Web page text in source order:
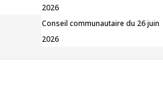
2026
Conseil communautaire du 26 juin
2026